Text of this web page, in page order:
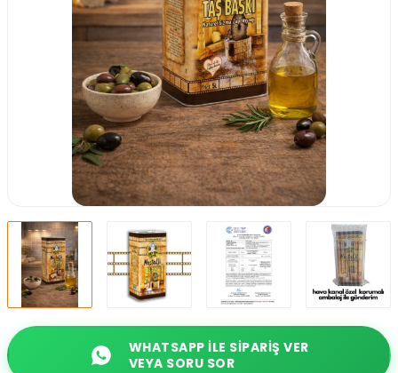
WHATSAPP ILE SIPARIŞ VER
VEYA SORU SOR